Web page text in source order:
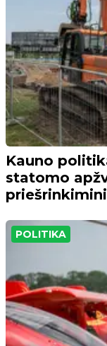
Kauno
statomo
POLITIKA